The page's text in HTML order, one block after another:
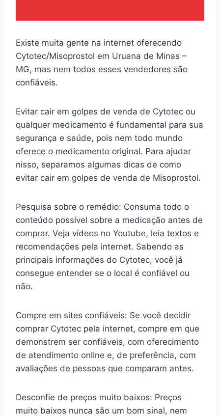
Existe muita gente na internet oferecendo
Cytotec/Misoprostol em Uruana de Minas –
MG, mas nem todos esses vendedores são
confiáveis.
Evitar cair em golpes de venda de Cytotec ou
qualquer medicamento é fundamental para sua
segurança e saúde, pois nem todo mundo
oferece o medicamento original. Para ajudar
nisso, separamos algumas dicas de como
evitar cair em golpes de venda de Misoprostol.
Pesquisa sobre o remédio: Consuma todo o
conteúdo possível sobre a medicação antes de
comprar. Veja vídeos no Youtube, leia textos e
recomendações pela internet. Sabendo as
principais informações do Cytotec, você já
consegue entender se o local é confiável ou
não.
Compre em sites confiáveis: Se você decidir
comprar Cytotec pela internet, compre em que
demonstrem ser confiáveis, com oferecimento
de atendimento online e, de preferência, com
avaliações de pessoas que comparam antes.
Desconfie de preços muito baixos: Preços
muito baixos nunca são um bom sinal, nem